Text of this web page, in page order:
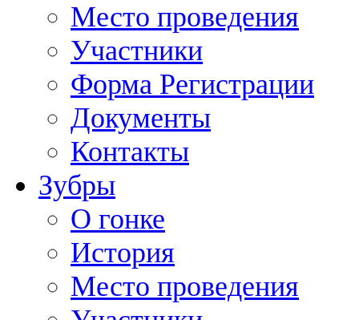
Место проведения
Участники
Форма Регистрации
Документы
Контакты
Зубры
О гонке
История
Место проведения